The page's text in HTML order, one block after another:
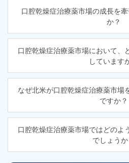
口腔乾燥症治療薬市場の成長を
か？
口腔乾燥症治療薬市場において、
しています
なぜ北米が口腔乾燥症治療薬市場
ですか？
口腔乾燥症治療薬市場ではどのよ
でしょうか